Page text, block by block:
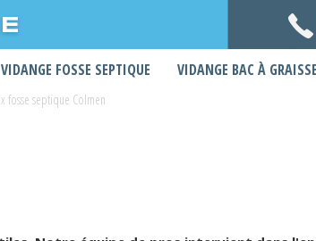
VIDANGE FOSSE SEPTIQUE VIDANGE BAC À GRAISSE
fosse septique Colmen